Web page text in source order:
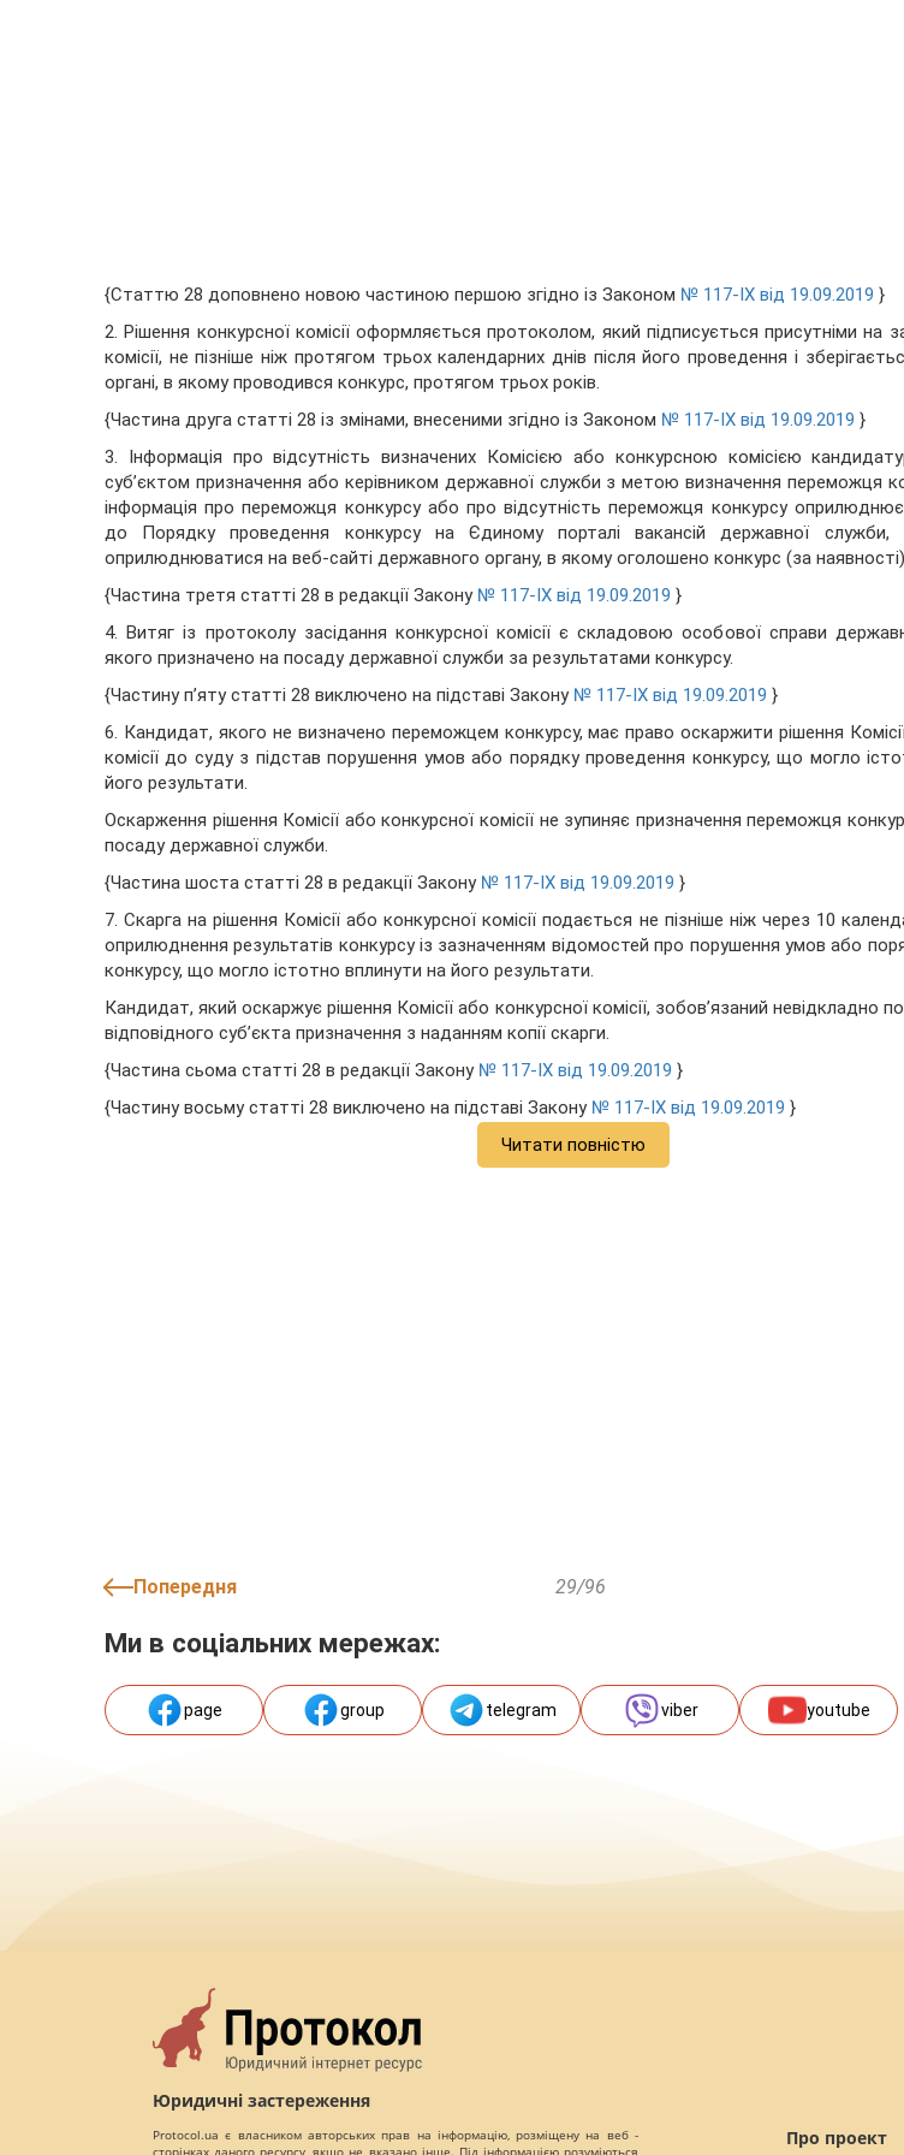
{Статтю 28 доповнено новою частиною першою згідно із Законом № 117-IX від 19.09.2019 }
2. Рішення конкурсної комісії оформляється протоколом, який підписується присутніми на
комісії, не пізніше ніж протягом трьох календарних днів після його проведення і
органі, в якому проводився конкурс, протягом трьох років.
{Частина друга статті 28 із змінами, внесеними згідно із Законом № 117-IX від 19.09.2019 }
3. Інформація про відсутність визначених Комісією або конкурсною комісією
суб’єктом призначення або керівником державної служби з метою визначення переможця
інформація про переможця конкурсу або про відсутність переможця конкурсу
до Порядку проведення конкурсу на Єдиному порталі вакансій державної
оприлюднюватися на веб-сайті державного органу, в якому оголошено конкурс (за
{Частина третя статті 28 в редакції Закону № 117-IX від 19.09.2019 }
4. Витяг із протоколу засідання конкурсної комісії є складовою особової справи
якого призначено на посаду державної служби за результатами конкурсу.
{Частину п’яту статті 28 виключено на підставі Закону № 117-IX від 19.09.2019 }
6. Кандидат, якого не визначено переможцем конкурсу, має право оскаржити рішення
комісії до суду з підстав порушення умов або порядку проведення конкурсу, що могло
його результати.
Оскарження рішення Комісії або конкурсної комісії не зупиняє призначення переможця
посаду державної служби.
{Частина шоста статті 28 в редакції Закону № 117-IX від 19.09.2019 }
7. Скарга на рішення Комісії або конкурсної комісії подається не пізніше ніж через 10
оприлюднення результатів конкурсу із зазначенням відомостей про порушення умов або
конкурсу, що могло істотно вплинути на його результати.
Кандидат, який оскаржує рішення Комісії або конкурсної комісії, зобов’язаний невідкладно
відповідного суб’єкта призначення з наданням копії скарги.
{Частина сьома статті 28 в редакції Закону № 117-IX від 19.09.2019 }
{Частину восьму статті 28 виключено на підставі Закону № 117-IX від 19.09.2019 }
Читати повністю
Попередня 29/96
Ми в соціальних мережах:
page group telegram viber youtube
Юридичні застереження
Protocol.ua є власником авторських прав на інформацію, розміщену на веб -
сторінках даного ресурсу, якщо не вказано інше. Під інформацією розуміються
Про проект